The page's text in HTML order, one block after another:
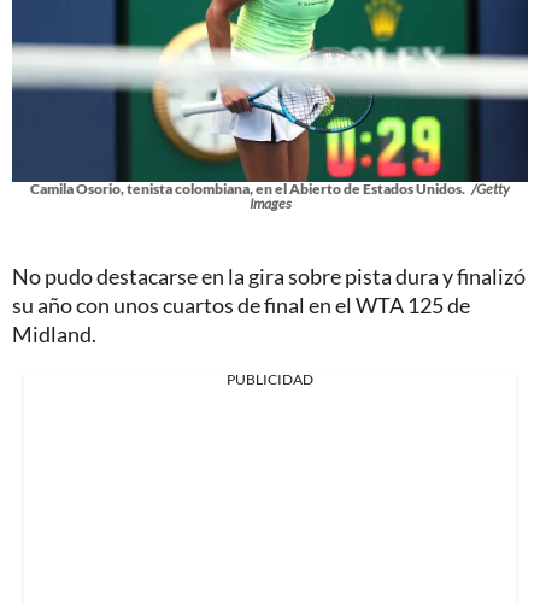
Camila Osorio, tenista colombiana, en el Abierto de Estados Unidos. /Getty
Images
No pudo destacarse en la gira sobre pista dura y finalizó
su año con unos cuartos de final en el WTA 125 de
Midland.
PUBLICIDAD